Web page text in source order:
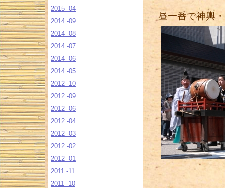
2015 -04
2014 -09
2014 -08
2014 -07
2014 -06
2014 -05
2012 -10
2012 -09
2012 -06
2012 -04
2012 -03
2012 -02
2012 -01
2011 -11
2011 -10
昼一番で神輿